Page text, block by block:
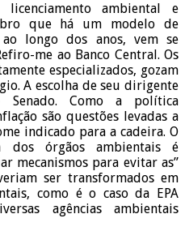
ambiental e
que há um modelo de
longo dos anos, vem se
me ao Banco Central. Os
especializados, gozam
A escolha de seu dirigente
Senado. Como a política
são questões levadas a
indicado para a cadeira. O
dos órgãos ambientais é
mecanismos para evitar as”
ser transformados em
como é o caso da EPA
agências ambientais